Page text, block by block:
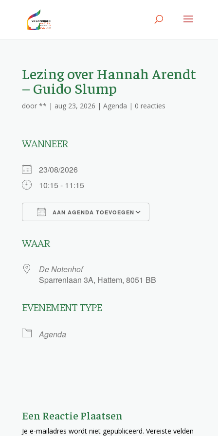
Lezing over Hannah Arendt
– Guido Slump
door ** | aug 23, 2026 | Agenda | 0 reacties
WANNEER
23/08/2026
10:15 - 11:15
AAN AGENDA TOEVOEGEN
WAAR
De Notenhof
Sparrenlaan 3A, Hattem, 8051 BB
EVENEMENT TYPE
Agenda
Een Reactie Plaatsen
Je e-mailadres wordt niet gepubliceerd. Vereiste velden